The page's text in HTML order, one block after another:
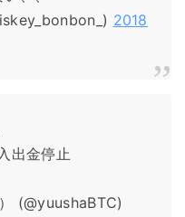
2018
金停止
(@yuushaBTC)